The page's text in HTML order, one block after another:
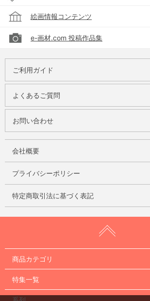
絵画情報コンテンツ
e-画材.com 投稿作品集
ご利用ガイド
よくあるご質問
お問い合わせ
会社概要
プライバシーポリシー
特定商取引法に基づく表記
商品カテゴリ
特集一覧